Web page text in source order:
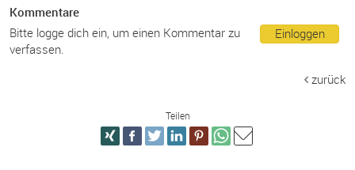
Kommentare
Einloggen
Bitte logge dich ein, um einen Kommentar zu
verfassen.
zurück
Teilen